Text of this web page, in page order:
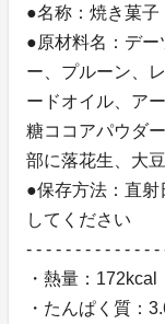
●名称：焼き菓子
●原材料名：デー
ー、プルーン、
ードオイル、ア
糖ココアパウダ
部に落花生、大豆
●保存方法：直
してください
- - - - - - - - - - - - - -
・熱量：172kcal
・たんぱく質：